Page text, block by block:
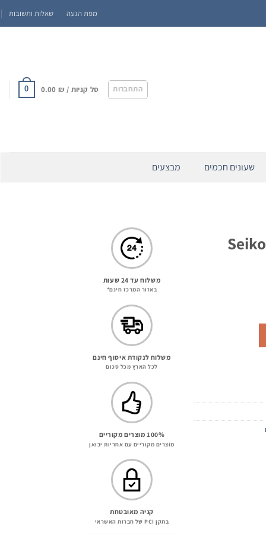
מפת הגעה שאלות ותשובות
התחברות סל קניות / 0.00 ₪
0
שעונים חכמים מבצעים
715.00
משלוח עד 24 שעות
באזור המרכז חינם*
משלוח לנקודת איסוף חינם
לכל הארץ מכל סכום
100% מוצרים מקוריים
מוצרים מקוריים עם אחריות יבואן
קניה מאובטחת
בתקן PCI של חברות האשראי